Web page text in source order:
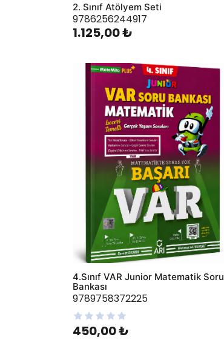
2. Sınıf Atölyem Seti
9786256244917
1.125,00 ₺
AddToWishlist
4.Sınıf VAR Junior Matematik Soru
Bankası
9789758372225
450,00 ₺